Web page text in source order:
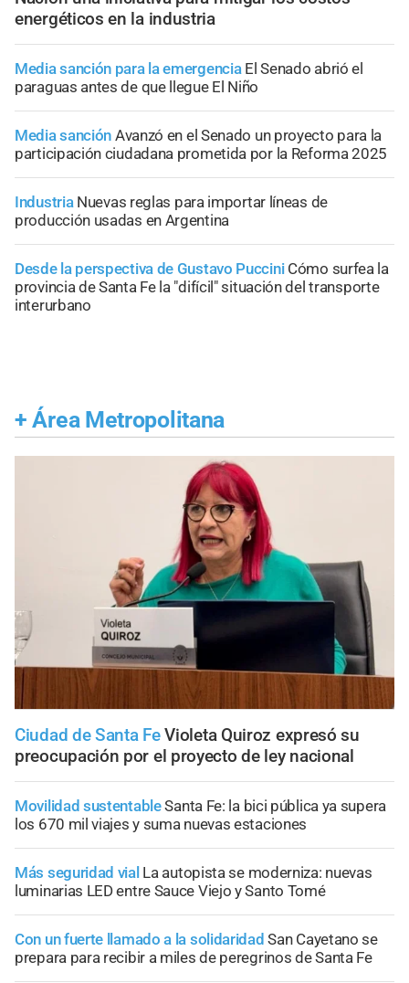
energéticos en la industria
Media sanción para la emergencia El Senado abrió el
paraguas antes de que llegue El Niño
Media sanción Avanzó en el Senado un proyecto para la
participación ciudadana prometida por la Reforma 2025
Industria Nuevas reglas para importar líneas de
producción usadas en Argentina
Desde la perspectiva de Gustavo Puccini Cómo surfea la
provincia de Santa Fe la "difícil" situación del transporte
interurbano
+ Área Metropolitana
Ciudad de Santa Fe Violeta Quiroz expresó su
preocupación por el proyecto de ley nacional
Movilidad sustentableSanta Fe: la bici pública ya supera
los 670 mil viajes y suma nuevas estaciones
Más seguridad vial La autopista se moderniza: nuevas
luminarias LED entre Sauce Viejo y Santo Tomé
Con un fuerte llamado a la solidaridad San Cayetano se
prepara para recibir a miles de peregrinos de Santa Fe